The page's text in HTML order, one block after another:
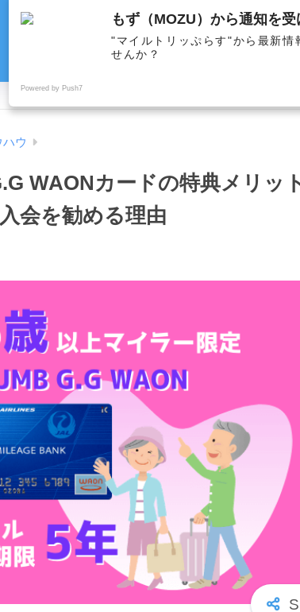
サイト管理者
ウ
WAONカードの特典メリッ
会を勧める理由
もず（MOZU）から通知を受
"マイルトリッぷらす"から最新情
せんか？
Powered by Push7